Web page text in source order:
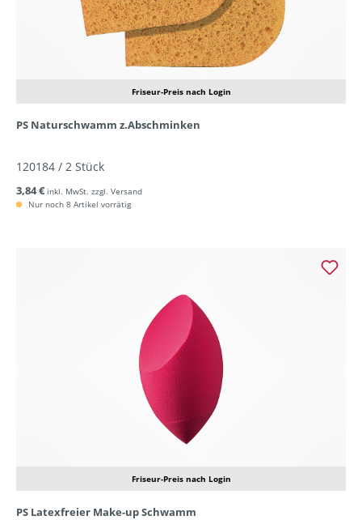
Friseur-Preis nach Login
PS Naturschwamm z.Abschminken
120184 / 2 Stück
3,84 € inkl. MwSt. zzgl. Versand
Nur noch 8 Artikel vorrätig
Friseur-Preis nach Login
PS Latexfreier Make-up Schwamm